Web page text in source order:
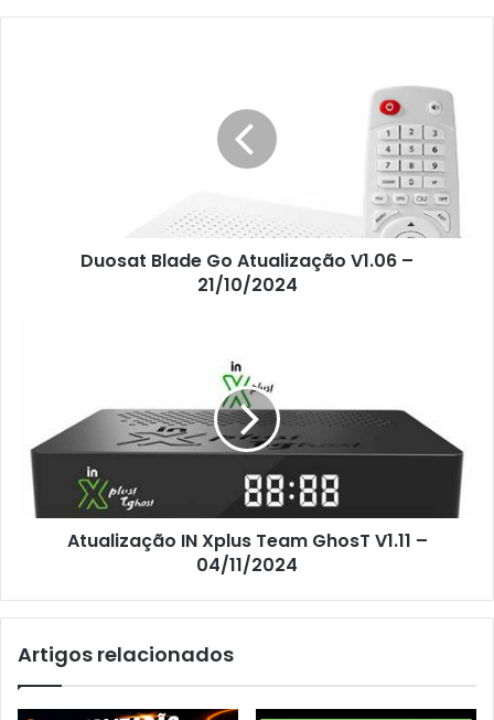
Duosat Blade Go Atualização V1.06 –
21/10/2024
Atualização IN Xplus Team GhosT V1.11 –
04/11/2024
Artigos relacionados